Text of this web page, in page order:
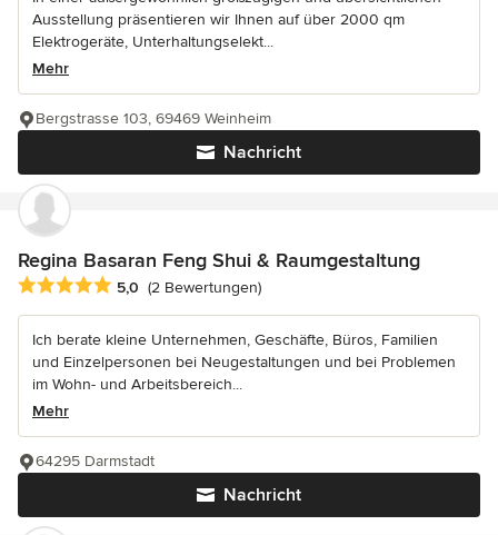
Ausstellung präsentieren wir Ihnen auf über 2000 qm
Elektrogeräte, Unterhaltungselekt...
Mehr
Nachricht
Bergstrasse 103, 69469 Weinheim
Regina Basaran Feng Shui & Raumgestaltung
Durchschnittliche Bewertung: 5 von 5 Sternen
5,0 (2 Bewertungen)
Ich berate kleine Unternehmen, Geschäfte, Büros, Familien
und Einzelpersonen bei Neugestaltungen und bei Problemen
im Wohn- und Arbeitsbereich...
Mehr
Nachricht
64295 Darmstadt